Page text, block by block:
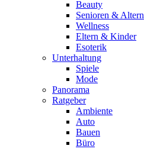
Beauty
Senioren & Altern
Wellness
Eltern & Kinder
Esoterik
Unterhaltung
Spiele
Mode
Panorama
Ratgeber
Ambiente
Auto
Bauen
Büro